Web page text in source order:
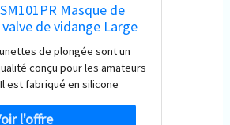
Masque de
de vidange Large
Convient pour adultes
plongée avec tuba
lunettes de plongée sont un
conçu pour les amateurs
est fabriqué en silicone
un plus grand confort et une